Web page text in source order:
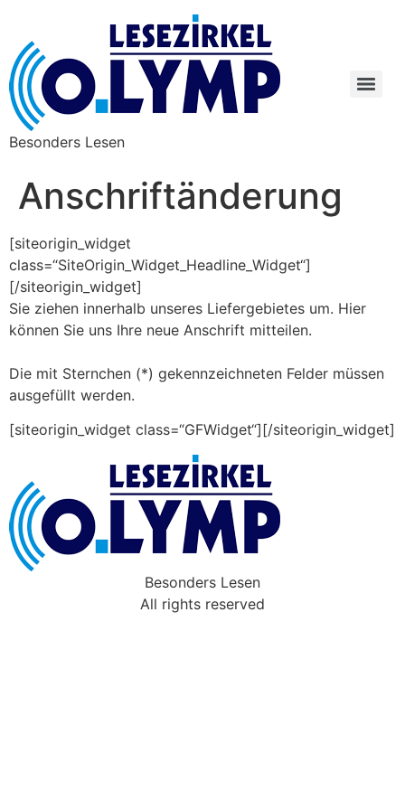
Besonders Lesen
Anschriftänderung
[siteorigin_widget
class=“SiteOrigin_Widget_Headline_Widget“]
[/siteorigin_widget]
Sie ziehen innerhalb unseres Liefergebietes um. Hier
können Sie uns Ihre neue Anschrift mitteilen.
Die mit Sternchen (*) gekennzeichneten Felder müssen
ausgefüllt werden.
[siteorigin_widget class=“GFWidget“] [/siteorigin_widget]
Besonders Lesen
All rights reserved